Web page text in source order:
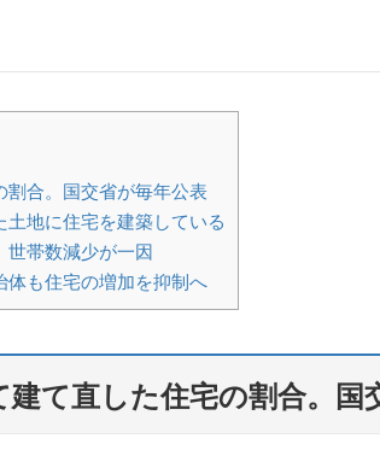
合。国交省が毎年公表
地に住宅を建築している
帯数減少が一因
も住宅の増加を抑制へ
て直した住宅の割合。国